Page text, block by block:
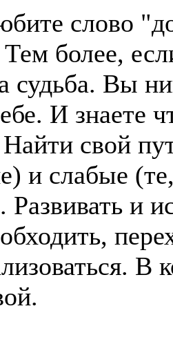
слово
Тем более,
судьба. Вы
И знаете
свой
и слабые
Развивать и
В